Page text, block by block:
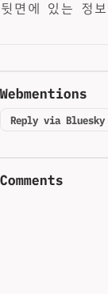
뒷면에 있는 정
Webmentions
Reply via Bluesky
Comments